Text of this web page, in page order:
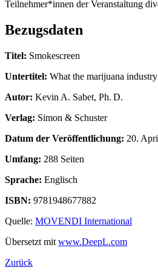
Teilnehmer*innen der Veranstaltung
Bezugsdaten
Titel: Smokescreen
Untertitel: What the marijuana
Autor: Kevin A. Sabet, Ph. D.
Verlag: Simon & Schuster
Datum der Veröffentlichung: 20.
Umfang: 288 Seiten
Sprache: Englisch
ISBN: 9781948677882
Quelle: MOVENDI International
Übersetzt mit www.DeepL.com
Zurück